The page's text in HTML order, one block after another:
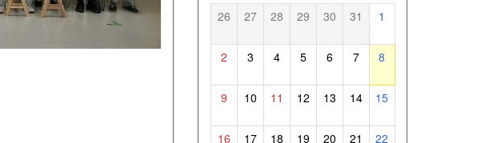
26 27 28 29 30 31 1
2 3 4 5 6 7 8
9 10 11 12 13 14 15
16 17 18 19 20 21 22